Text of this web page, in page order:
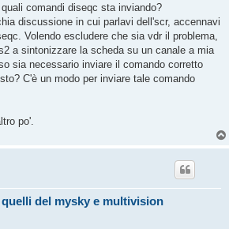
comandi diseqc sta inviando?
discussione in cui parlavi dell'scr, accennavi
Volendo escludere che sia vdr il problema,
a sintonizzare la scheda su un canale a mia
sia necessario inviare il comando corretto
C'è un modo per inviare tale comando
po'.
del mysky e multivision